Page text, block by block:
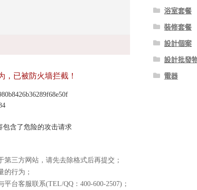
浴室套餐
裝修套餐
設計個案
設計批發
電器